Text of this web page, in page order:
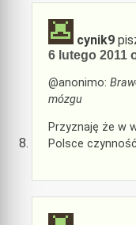
cynik9
6 lutego 2011
@anonimo:
mózgu
Przyznaję że w
Polsce